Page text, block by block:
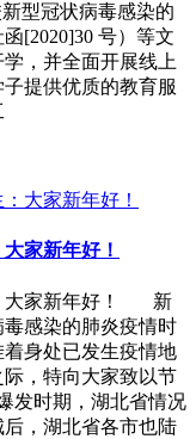
型冠状病毒感染的
[2020]30 号）等文
，并全面开展线上
提供优质的教育服
家新年好！
大家新年好！ 新
感染的肺炎疫情时
身处已发生疫情地
，特向大家致以节
时期，湖北省情况
，湖北省各市也陆